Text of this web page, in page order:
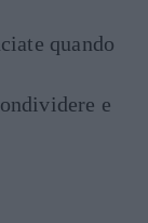
quando
e